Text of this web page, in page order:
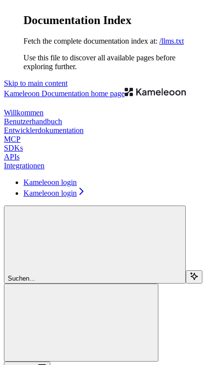
Documentation Index
Fetch the complete documentation index at: /llms.txt
Use this file to discover all available pages before
exploring further.
Skip to main content
Kameleoon Documentation home page
Willkommen
Benutzerhandbuch
Entwicklerdokumentation
MCP
SDKs
APIs
Integrationen
Kameleoon login
Kameleoon login
Suchen...